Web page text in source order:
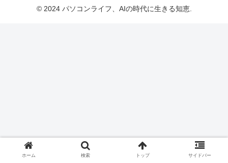
© 2024 パソコンライフ、AIの時代に生きる知恵.
ホーム 検索 トップ サイドバー